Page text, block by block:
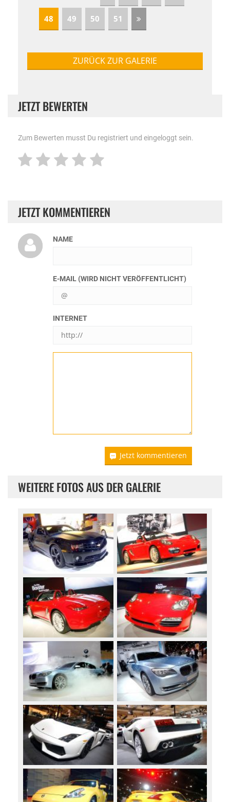
48 49 50 51
ZURÜCK ZUR GALERIE
JETZT BEWERTEN
Zum Bewerten musst Du registriert und eingeloggt sein.
JETZT KOMMENTIEREN
NAME
E-MAIL (WIRD NICHT VERÖFFENTLICHT)
INTERNET
Jetzt kommentieren
WEITERE FOTOS AUS DER GALERIE